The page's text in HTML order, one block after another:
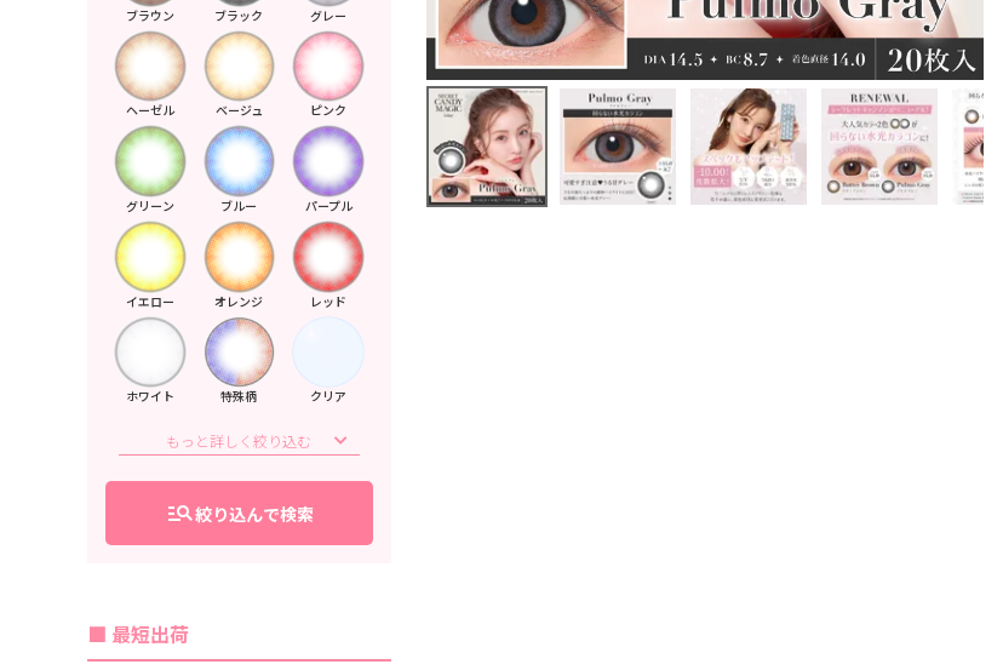
ブラウン ブラック グレー
ヘーゼル ベージュ ピンク
グリーン ブルー パープル
イエロー オレンジ レッド
ホワイト 特殊柄 クリア
manage_search絞り込んで検索
最短出荷